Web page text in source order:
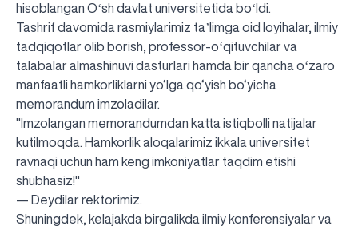
hisoblangan Oʻsh davlat universitetida boʻldi.
Tashrif davomida rasmiylarimiz taʼlimga oid loyihalar, ilmiy
tadqiqotlar olib borish, professor-oʻqituvchilar va
talabalar almashinuvi dasturlari hamda bir qancha oʻzaro
manfaatli hamkorliklarni yo‘lga qo‘yish bo‘yicha
memorandum imzoladilar.
"Imzolangan memorandumdan katta istiqbolli natijalar
kutilmoqda. Hamkorlik aloqalarimiz ikkala universitet
ravnaqi uchun ham keng imkoniyatlar taqdim etishi
shubhasiz!"
— Deydilar rektorimiz.
Shuningdek, kelajakda birgalikda ilmiy konferensiyalar va